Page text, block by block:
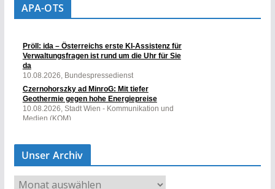
APA-OTS
Unser Archiv
U